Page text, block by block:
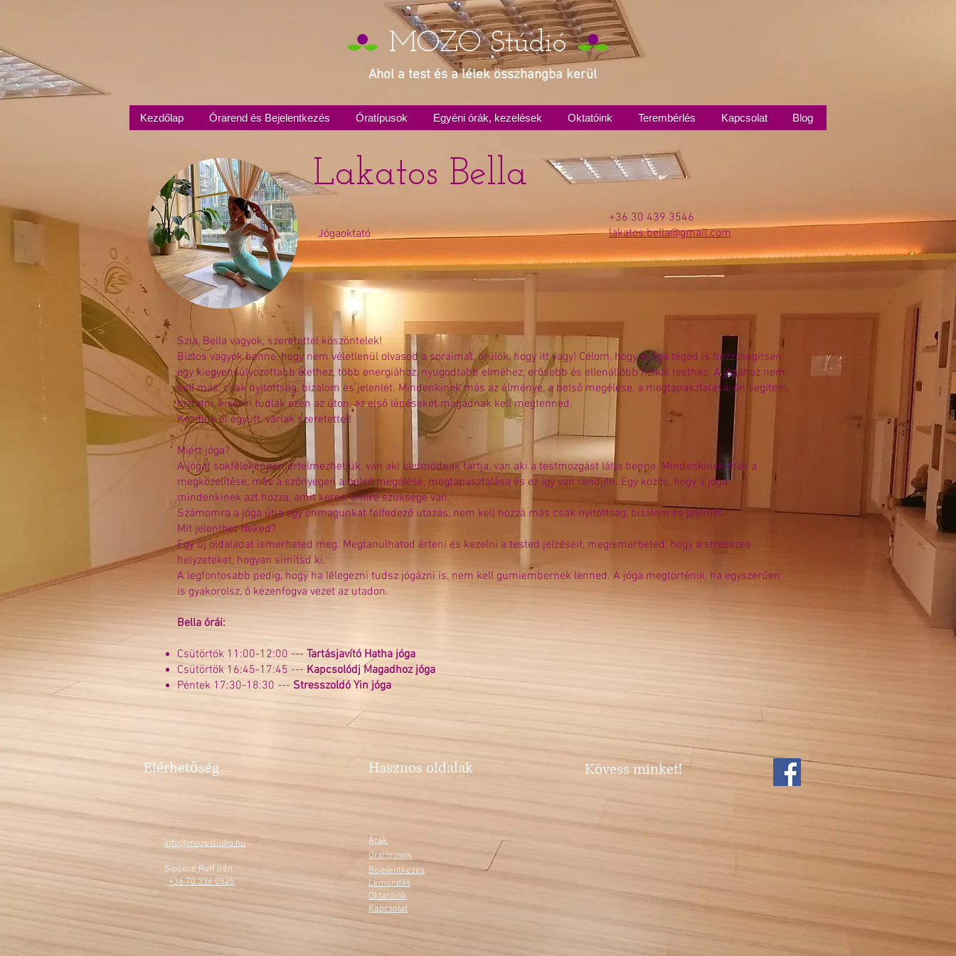
MOZO Stúdió
Ahol a test és a lélek összhangba kerül
Kezdőlap Órarend és Bejelentkezés Óratípusok Egyéni órák, kezelések Oktatóink Terembérlés Kapcsolat Blog
Lakatos Bella
Jógaoktató
+36 30 439 3546
lakatos.bella@gmail.com
Szia, Bella vagyok, szeretettel köszöntelek!
Biztos vagyok benne, hogy nem véletlenül olvasod a soraimat, örülök, hogy itt vagy! Célom, hogy a jóga téged is hozzásegítsen
egy kiegyensúlyozottabb élethez, több energiához, nyugodtabb elméhez, erősebb és ellenállóbb fizikai testhez. A jógához nem
kell más, csak nyitottság, bizalom és jelenlét. Mindenkinek más az élménye, a belső megélése, a megtapasztalása, én segíteni,
bíztatni, kísérni tudlak ezen az úton, az első lépéseket magadnak kell megtenned.
Kezdjük el együtt, várlak szeretettel!
Miért jóga?
A jógát sokféleképpen értelmezhetjük, van aki életmódnak tartja, van aki a testmozgást látja benne. Mindenkinek más a
megközelítése, más a szőnyegen a belső megélése, megtapasztalása és ez így van rendjén. Egy közös, hogy a jóga
mindenkinek azt hozza, amit keres, amire szüksége van.
Számomra a jóga útja egy önmagunkat felfedező utazás, nem kell hozzá más csak nyitottság, bizalom és jelenlét.
Mit jelenthet Neked?
Egy új oldaladat ismerheted meg. Megtanulhatod érteni és kezelni a tested jelzéseit, megismerheted, hogy a stresszes
helyzeteket, hogyan simítsd ki.
A legfontosabb pedig, hogy ha lélegezni tudsz jógázni is, nem kell gumiembernek lenned. A jóga megtörténik, ha egyszerűen
is gyakorolsz, ő kézenfogva vezet az utadon.
Bella órái:
Csütörtök 11:00-12:00 --- Tartásjavító Hatha jóga
Csütörtök 16:45-17:45 --- Kapcsolódj Magadhoz jóga
Péntek 17:30-18:30 --- Stresszoldó Yin jóga
Elérhetőség Hasznos oldalak Kövess minket!
info@mozostudio.hu
Siposné Ruff Irén
+36 70 336 0525
Árak
Óratípusok
Bejelentkezés
Lemondás
Oktatóink
Kapcsolat